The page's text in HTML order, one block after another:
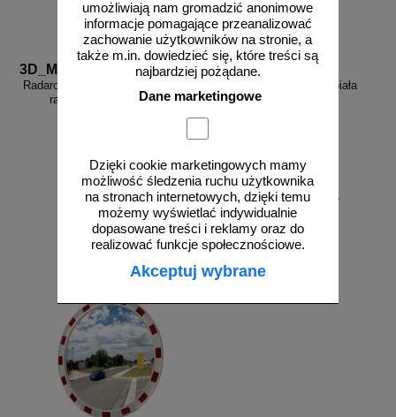
umożliwiają nam gromadzić anonimowe
informacje pomagające przeanalizować
zachowanie użytkowników na stronie, a
także m.in. dowiedzieć się, które treści są
najbardziej pożądane.
Dane marketingowe
Dzięki cookie marketingowych mamy
możliwość śledzenia ruchu użytkownika
na stronach internetowych, dzięki temu
możemy wyświetlać indywidualnie
dopasowane treści i reklamy oraz do
realizować funkcje społecznościowe.
Akceptuj wybrane
3D_MP-DP6
Radarowy wyświetlacz prędkości,
radar drogowy MP-DP6
zobacz
FR_338
Farba drogowa Kontur biała
5/7,5/15/33 kg
od 178,35 zł
145,00 zł netto
do koszyka